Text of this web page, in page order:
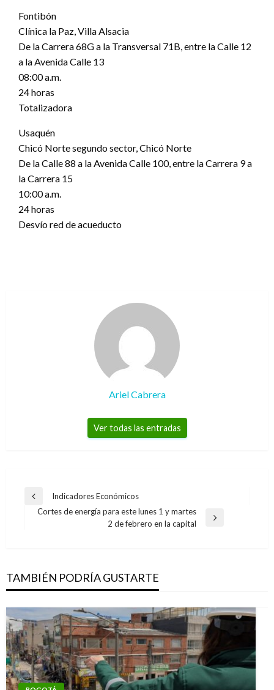
Fontibón
Clínica la Paz, Villa Alsacia
De la Carrera 68G a la Transversal 71B, entre la Calle 12
a la Avenida Calle 13
08:00 a.m.
24 horas
Totalizadora
Usaquén
Chicó Norte segundo sector, Chicó Norte
De la Calle 88 a la Avenida Calle 100, entre la Carrera 9 a
la Carrera 15
10:00 a.m.
24 horas
Desvío red de acueducto
Ariel Cabrera
Ver todas las entradas
Navegación
de
Entrada
anterior
Indicadores Económicos
Cortes de energía para este lunes 1 y martes
2 de febrero en la capital
TAMBIÉN PODRÍA GUSTARTE